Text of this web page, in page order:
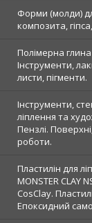
Форми (молди)
композита,
Полімерна
Інструменти,
листи, пігменти.
Інструменти,
ліплення та
Пензлі.
роботи.
Пластилін для
MONSTER CLAY
CosClay.
Епоксидний